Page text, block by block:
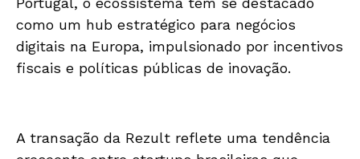
como um hub estratégico para negócios
digitais na Europa, impulsionado por incentivos
fiscais e políticas públicas de inovação.
A transação da Rezult reflete uma tendência